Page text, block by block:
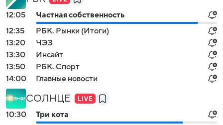
12:05
Частная собственность
12:35
РБК. Рынки (Итоги)
13:20
ЧЭЗ
13:30
Инсайт
13:50
РБК. Спорт
14:00
Главные новости
СОЛНЦЕ
10:30
Три кота